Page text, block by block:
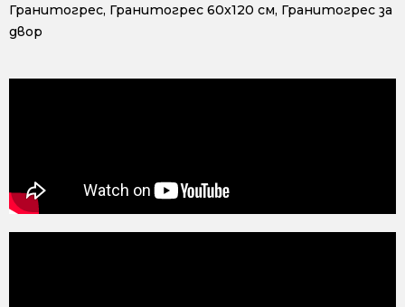
Гранитогрес, Гранитогрес 60x120 см, Гранитогрес за
двор